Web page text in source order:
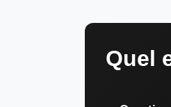
Quel